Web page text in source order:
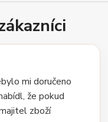
mi doručeno
že pokud
zboží